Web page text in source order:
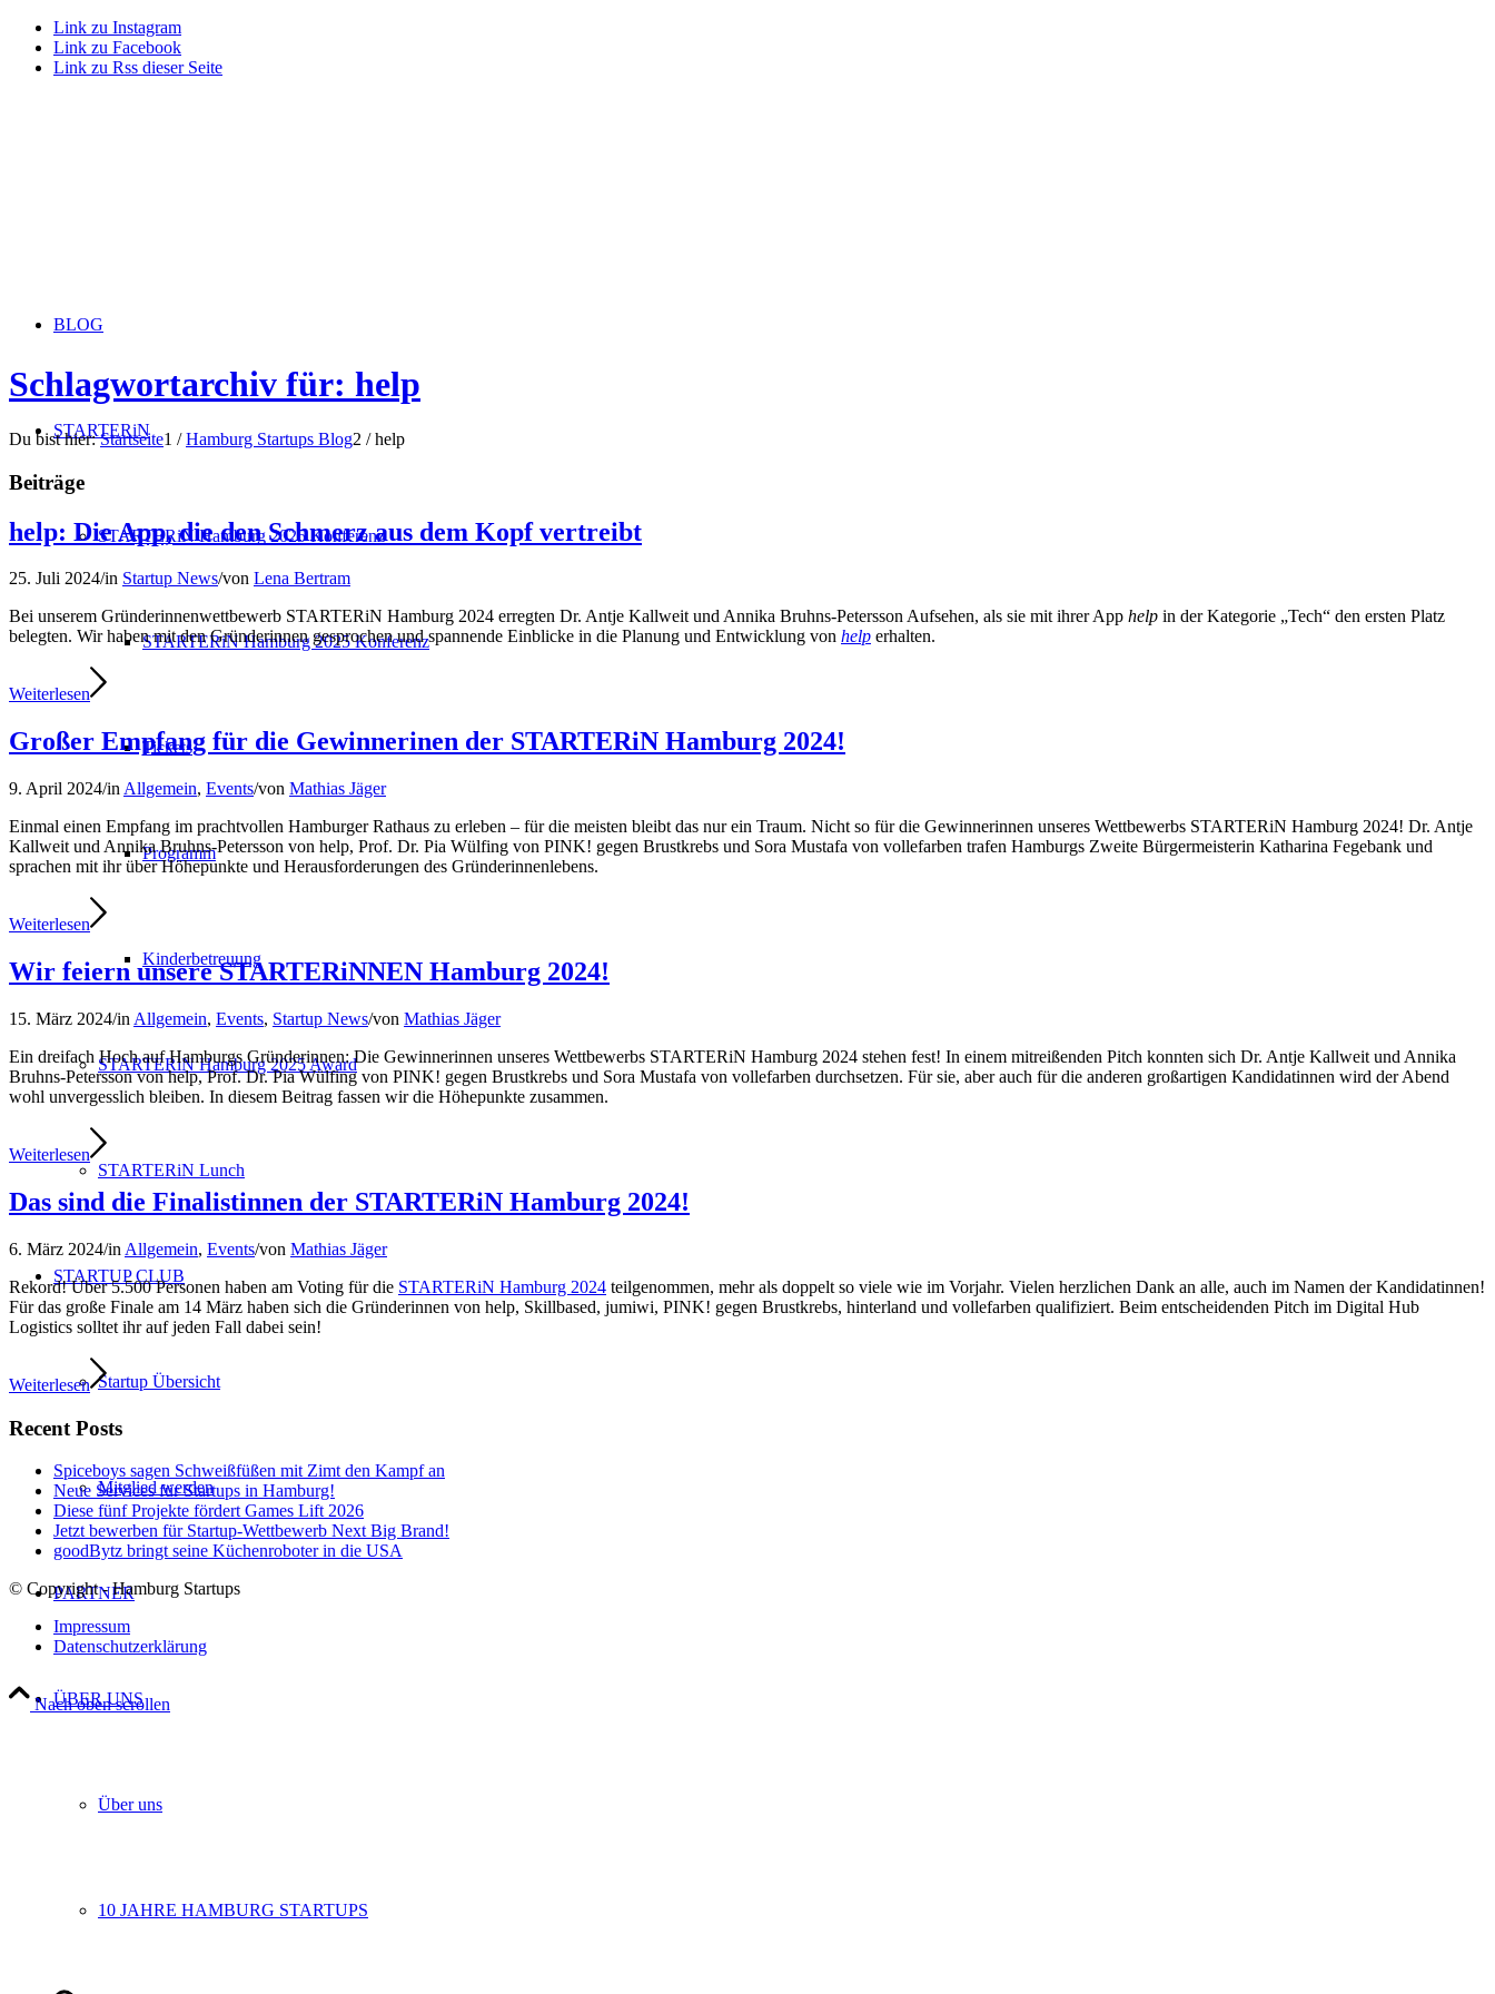
Link zu Instagram
Link zu Facebook
Link zu Rss dieser Seite
BLOG
STARTERiN
STARTERiN Hamburg 2025 Konferenz
STARTERiN Hamburg 2025 Konferenz
Tickets
Programm
Kinderbetreuung
STARTERiN Hamburg 2025 Award
STARTERiN Lunch
STARTUP CLUB
Startup Übersicht
Mitglied werden
PARTNER
ÜBER UNS
Über uns
10 JAHRE HAMBURG STARTUPS
Schlagwortarchiv für: help
Du bist hier: Startseite1 / Hamburg Startups Blog2 / help
Beiträge
help: Die App, die den Schmerz aus dem Kopf vertreibt
25. Juli 2024/in Startup News/von Lena Bertram
Bei unserem Gründerinnenwettbewerb STARTERiN Hamburg 2024 erregten Dr. Antje Kallweit und Annika Bruhns-Petersson Aufsehen, als sie mit ihrer App help in der Kategorie „Tech“ den ersten Platz
belegten. Wir haben mit den Gründerinnen gesprochen und spannende Einblicke in die Planung und Entwicklung von help erhalten.
Weiterlesen
Großer Empfang für die Gewinnerinen der STARTERiN Hamburg 2024!
9. April 2024/in Allgemein, Events/von Mathias Jäger
Einmal einen Empfang im prachtvollen Hamburger Rathaus zu erleben – für die meisten bleibt das nur ein Traum. Nicht so für die Gewinnerinnen unseres Wettbewerbs STARTERiN Hamburg 2024! Dr. Antje
Kallweit und Annika Bruhns-Petersson von help, Prof. Dr. Pia Wülfing von PINK! gegen Brustkrebs und Sora Mustafa von vollefarben trafen Hamburgs Zweite Bürgermeisterin Katharina Fegebank und
sprachen mit ihr über Höhepunkte und Herausforderungen des Gründerinnenlebens.
Weiterlesen
Wir feiern unsere STARTERiNNEN Hamburg 2024!
15. März 2024/in Allgemein, Events, Startup News/von Mathias Jäger
Ein dreifach Hoch auf Hamburgs Gründerinnen: Die Gewinnerinnen unseres Wettbewerbs STARTERiN Hamburg 2024 stehen fest! In einem mitreißenden Pitch konnten sich Dr. Antje Kallweit und Annika
Bruhns-Petersson von help, Prof. Dr. Pia Wülfing von PINK! gegen Brustkrebs und Sora Mustafa von vollefarben durchsetzen. Für sie, aber auch für die anderen großartigen Kandidatinnen wird der Abend
wohl unvergesslich bleiben. In diesem Beitrag fassen wir die Höhepunkte zusammen.
Weiterlesen
Das sind die Finalistinnen der STARTERiN Hamburg 2024!
6. März 2024/in Allgemein, Events/von Mathias Jäger
Rekord! Über 5.500 Personen haben am Voting für die STARTERiN Hamburg 2024 teilgenommen, mehr als doppelt so viele wie im Vorjahr. Vielen herzlichen Dank an alle, auch im Namen der Kandidatinnen!
Für das große Finale am 14 März haben sich die Gründerinnen von help, Skillbased, jumiwi, PINK! gegen Brustkrebs, hinterland und vollefarben qualifiziert. Beim entscheidenden Pitch im Digital Hub
Logistics solltet ihr auf jeden Fall dabei sein!
Weiterlesen
Recent Posts
Spiceboys sagen Schweißfüßen mit Zimt den Kampf an
Neue Services für Startups in Hamburg!
Diese fünf Projekte fördert Games Lift 2026
Jetzt bewerben für Startup-Wettbewerb Next Big Brand!
goodBytz bringt seine Küchenroboter in die USA
© Copyright - Hamburg Startups
Impressum
Datenschutzerklärung
Nach oben scrollen